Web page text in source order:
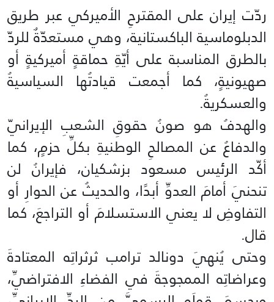
ردّت إيران على المقترحِ الأميركي عبر طريق
الدبلوماسية الباكستانية، وهي مستعدّةٌ للردّ
بالطرق المناسبة على أيّةِ حماقةٍ أميركيةٍ أو
صهيونيةٍ، كما أجمعت قيادتُها السياسيةُ
والعسكريةُ.
والهدفُ هو صونُ حقوقِ الشعبِ الإيرانيّ
والدفاعُ عن المصالحِ الوطنيةِ بكلِّ حزمٍ، كما
أكّد الرئيس مسعود بزشكيان، فإيرانُ لن
تنحنيَ أمامَ العدوِّ أبدًا، والحديثُ عن الحوارِ أو
التفاوضِ لا يعني الاستسلامَ أو التراجعَ، كما
قال.
وحتى يُنهيَ دونالد ترامب ثرثراتِه المعتادةَ
وعراضاتِه الممجوجةَ في الفضاءِ الافتراضيِّ،